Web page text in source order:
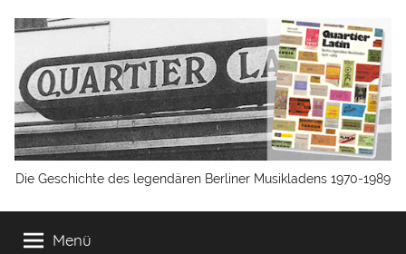
Inhalt
springen
Quartier
Latin
Die Geschichte des legendären Berliner Musikladens 1970-1989
Menü